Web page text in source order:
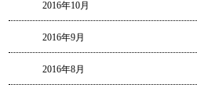
2016年10月
2016年9月
2016年8月